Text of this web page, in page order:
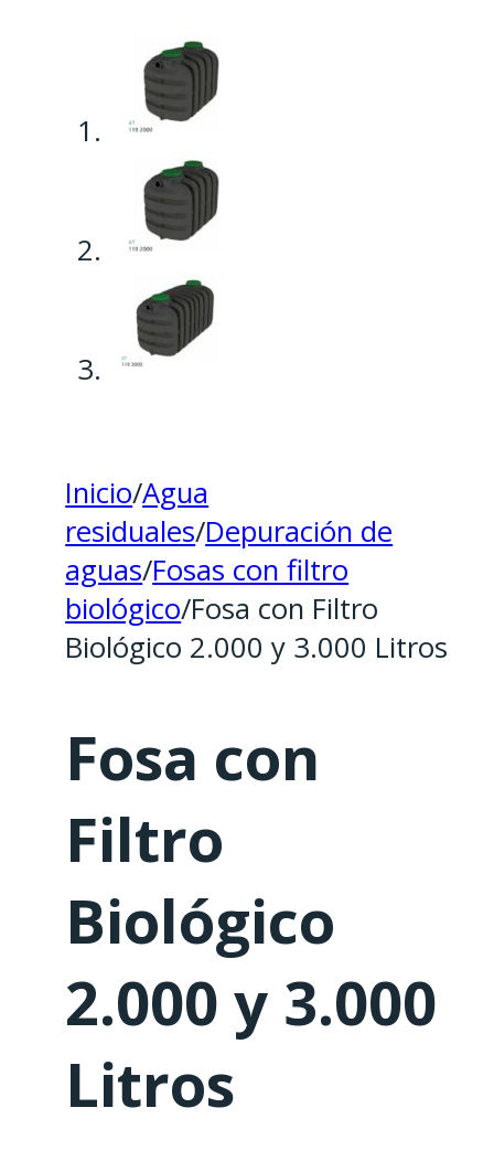
Inicio/Agua
residuales/Depuración de
aguas/Fosas con filtro
biológico/Fosa con Filtro
Biológico 2.000 y 3.000 Litros
Fosa con
Filtro
Biológico
2.000 y 3.000
Litros